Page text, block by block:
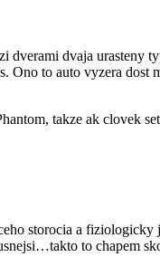
dverami dvaja
Ono to auto vyzera
takze ak clovek
storocia a
to chapem